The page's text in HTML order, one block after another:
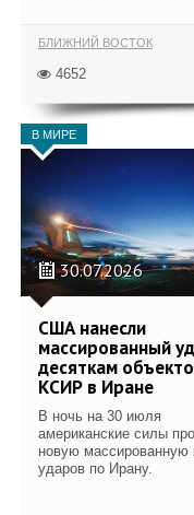
БЛИЖНИЙ ВОСТОК
4652
В МИРЕ
30.07.2026
США нанесли
массированный
десяткам
КСИР в Иране
В ночь на 30 июля
американские силы
новую массированную
ударов по Ирану.